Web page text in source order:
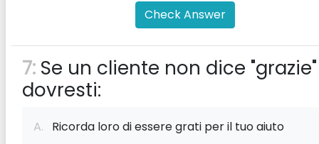
Check Answer
7: Se un cliente non dice "grazie"
dovresti:
A. Ricorda loro di essere grati per il tuo aiuto